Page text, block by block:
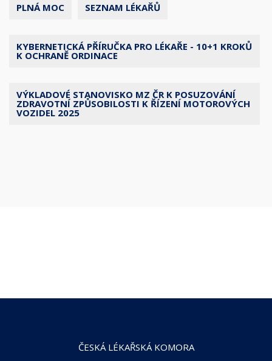
PLNÁ MOC SEZNAM LÉKAŘŮ
KYBERNETICKÁ PŘÍRUČKA PRO LÉKAŘE - 10+1 KROKŮ
K OCHRANĚ ORDINACE
VÝKLADOVÉ STANOVISKO MZ ČR K POSUZOVÁNÍ
ZDRAVOTNÍ ZPŮSOBILOSTI K ŘÍZENÍ MOTOROVÝCH
VOZIDEL 2025
ČESKÁ LÉKAŘSKÁ KOMORA